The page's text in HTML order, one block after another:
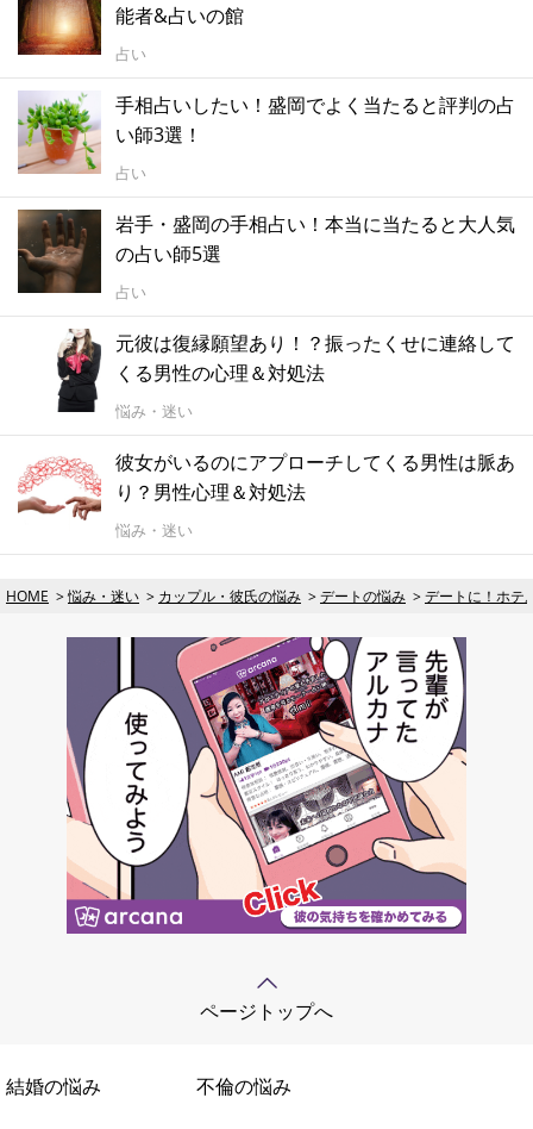
能者&占いの館
占い
手相占いしたい！盛岡でよく当たると評判の占
い師3選！
占い
岩手・盛岡の手相占い！本当に当たると大人気
の占い師5選
占い
元彼は復縁願望あり！？振ったくせに連絡して
くる男性の心理＆対処法
悩み・迷い
彼女がいるのにアプローチしてくる男性は脈あ
り？男性心理＆対処法
悩み・迷い
HOME 悩み・迷い カップル・彼氏の悩み デートの悩み デートに！ホテ
ページトップへ
結婚の悩み 不倫の悩み